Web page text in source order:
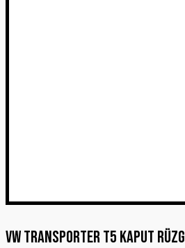
VW Transporter T5 Kaput